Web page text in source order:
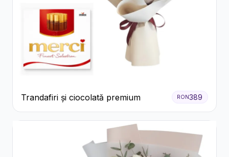
Trandafiri și ciocolată premium RON389